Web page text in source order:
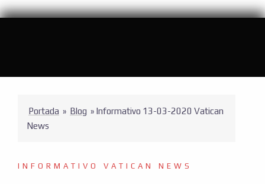
Portada » Blog » Informativo 13-03-2020 Vatican
News
INFORMATIVO VATICAN NEWS